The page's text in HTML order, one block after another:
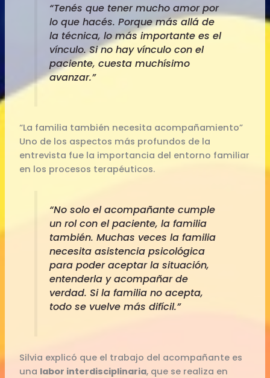
“Tenés que tener mucho amor por
lo que hacés. Porque más allá de
la técnica, lo más importante es el
vínculo. Si no hay vínculo con el
paciente, cuesta muchísimo
avanzar.”
“La familia también necesita acompañamiento”
Uno de los aspectos más profundos de la
entrevista fue la importancia del entorno familiar
en los procesos terapéuticos.
“No solo el acompañante cumple
un rol con el paciente, la familia
también. Muchas veces la familia
necesita asistencia psicológica
para poder aceptar la situación,
entenderla y acompañar de
verdad. Si la familia no acepta,
todo se vuelve más difícil.”
Silvia explicó que el trabajo del acompañante es
una labor interdisciplinaria, que se realiza en